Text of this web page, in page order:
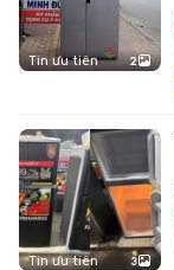
Tin ưu tiên 2
Tin ưu tiên 3